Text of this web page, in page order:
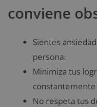
conviene
Sientes
persona.
Minimiza tus
No respeta tus